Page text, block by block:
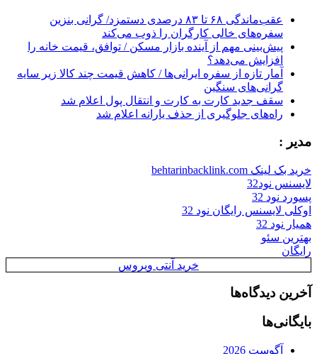
عقب‌ماندگی ۶۸ تا ۸۳ درصدی دستمزد/ گرانی بنزین
سفره‌های خالی کارگران را ذوب می‌کند
پیش‌بینی مهم از آینده بازار مسکن / توافق، قیمت خانه را
افزایش می‌دهد؟
آمار تازه از سفره ایرانی‌ها / کاهش قیمت چند کالا زیر سایه
گرانی‌های سنگین
سقف جدید کارت به کارت و انتقال پول اعلام شد
راه‌های جلوگیری از حذف یارانه اعلام شد
مدیر :
خرید بک لینک behtarinbacklink.com
لایسنس نود32
پسورد نود 32
اوکلی لایسنس رایگان نود 32
همیار نود 32
بهترین سئو
رایگان
خرید آنتی ویروس
آخرین دیدگاه‌ها
بایگانی‌ها
آگوست 2026